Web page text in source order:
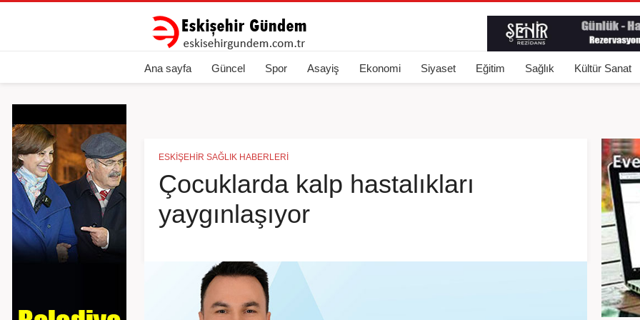
Ana sayfa Güncel Spor Asayiş Ekonomi Siyaset Eğitim Sağlık Kültür Sanat
ESKIŞEHIR SAĞLIK HABERLERI
Çocuklarda kalp hastalıkları
yaygınlaşıyor